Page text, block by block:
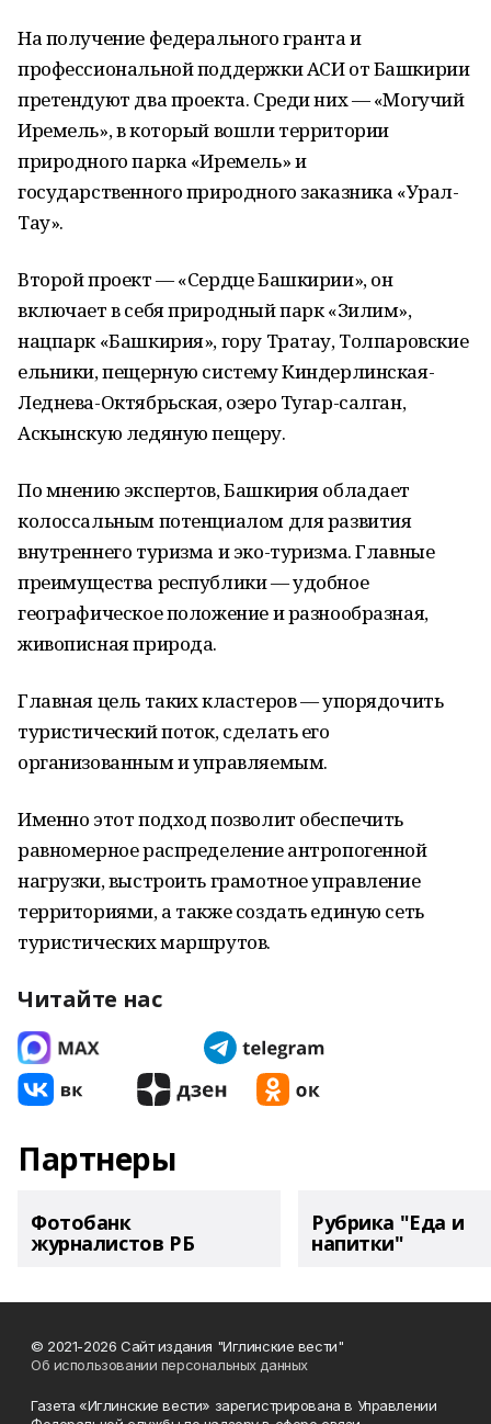
На получение федерального гранта и
профессиональной поддержки АСИ от Башкирии
претендуют два проекта. Среди них — «Могучий
Иремель», в который вошли территории
природного парка «Иремель» и
государственного природного заказника «Урал-
Тау».
Второй проект — «Сердце Башкирии», он
включает в себя природный парк «Зилим»,
нацпарк «Башкирия», гору Тратау, Толпаровские
ельники, пещерную систему Киндерлинская-
Леднева-Октябрьская, озеро Тугар-салган,
Аскынскую ледяную пещеру.
По мнению экспертов, Башкирия обладает
колоссальным потенциалом для развития
внутреннего туризма и эко-туризма. Главные
преимущества республики — удобное
географическое положение и разнообразная,
живописная природа.
Главная цель таких кластеров — упорядочить
туристический поток, сделать его
организованным и управляемым.
Именно этот подход позволит обеспечить
равномерное распределение антропогенной
нагрузки, выстроить грамотное управление
территориями, а также создать единую сеть
туристических маршрутов.
Читайте нас
Партнеры
Фотобанк
журналистов РБ
Рубрика "Еда и
напитки"
© 2021-2026 Сайт издания "Иглинские вести"
Об использовании персональных данных
Газета «Иглинские вести» зарегистрирована в Управлении